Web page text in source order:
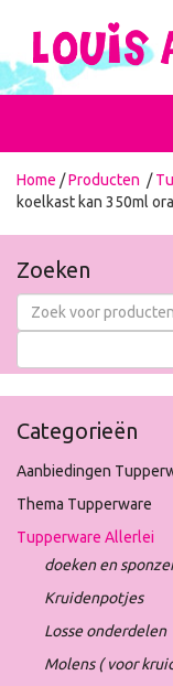
Home /Producten /
koelkast kan 350ml
Zoeken
Categorieën
Aanbiedingen
Thema Tupperware
Tupperware Allerlei
doeken en
Kruidenpotjes
Losse onderdelen
Molens ( voor